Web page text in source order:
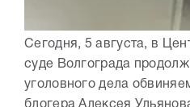
Сегодня, 5 августа, в
суде Волгограда
уголовного дела
блогера Алексея